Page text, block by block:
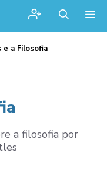
e a Filosofia
a filosofia por